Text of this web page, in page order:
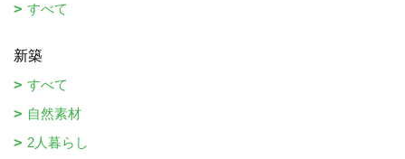
すべて
新築
すべて
自然素材
2人暮らし